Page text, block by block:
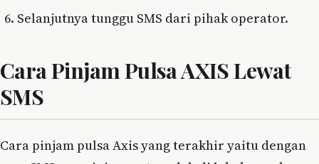
Selanjutnya tunggu SMS dari pihak operator.
Cara Pinjam Pulsa AXIS Lewat
SMS
Cara pinjam pulsa Axis yang terakhir yaitu dengan